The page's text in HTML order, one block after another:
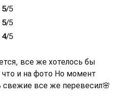
5/5
5/5
4/5
все же хотелось бы
что и на фото Но момент
свежие все же перевесил🌸